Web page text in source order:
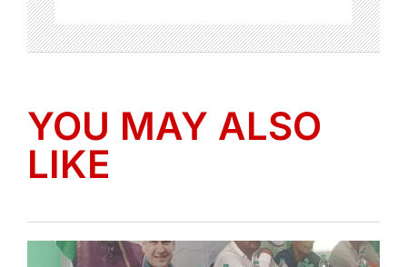
YOU MAY ALSO
LIKE